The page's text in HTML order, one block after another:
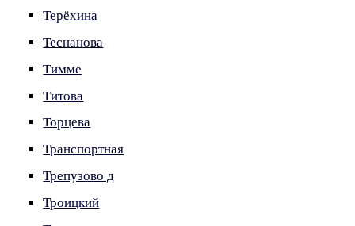
Терёхина
Теснанова
Тимме
Титова
Торцева
Транспортная
Трепузово д
Троицкий